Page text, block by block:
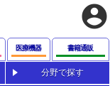
account_circle
医療機器 書籍通販
分野で探す